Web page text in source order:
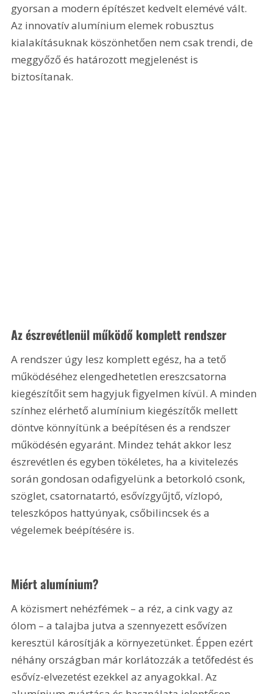
gyorsan a modern építészet kedvelt elemévé vált.
Az innovatív alumínium elemek robusztus
kialakításuknak köszönhetően nem csak trendi, de
meggyőző és határozott megjelenést is
biztosítanak.
Az észrevétlenül működő komplett rendszer
A rendszer úgy lesz komplett egész, ha a tető
működéséhez elengedhetetlen ereszcsatorna
kiegészítőit sem hagyjuk figyelmen kívül. A minden
színhez elérhető alumínium kiegészítők mellett
döntve könnyítünk a beépítésen és a rendszer
működésén egyaránt. Mindez tehát akkor lesz
észrevétlen és egyben tökéletes, ha a kivitelezés
során gondosan odafigyelünk a betorkoló csonk,
szöglet, csatornatartó, esővízgyűjtő, vízlopó,
teleszkópos hattyúnyak, csőbilincsek és a
végelemek beépítésére is.
Miért alumínium?
A közismert nehézfémek – a réz, a cink vagy az
ólom – a talajba jutva a szennyezett esővízen
keresztül károsítják a környezetünket. Éppen ezért
néhány országban már korlátozzák a tetőfedést és
esővíz-elvezetést ezekkel az anyagokkal. Az